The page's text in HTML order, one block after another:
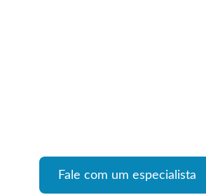
Fale com um especialista